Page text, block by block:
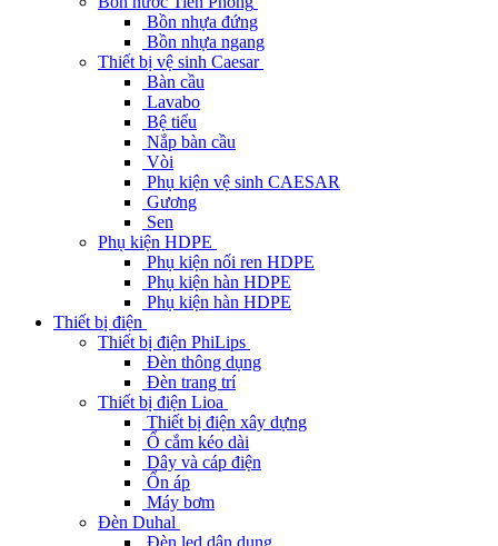
Bồn nhựa đứng
Bồn nhựa ngang
Thiết bị vệ sinh Caesar
Bàn cầu
Lavabo
Bệ tiểu
Nắp bàn cầu
Vòi
Phụ kiện vệ sinh CAESAR
Gương
Sen
Phụ kiện HDPE
Phụ kiện nối ren HDPE
Phụ kiện hàn HDPE
Phụ kiện hàn HDPE
Thiết bị điện
Thiết bị điện PhiLips
Đèn thông dụng
Đèn trang trí
Thiết bị điện Lioa
Thiết bị điện xây dựng
Ổ cắm kéo dài
Dây và cáp điện
Ổn áp
Máy bơm
Đèn Duhal
Đèn led dân dụng